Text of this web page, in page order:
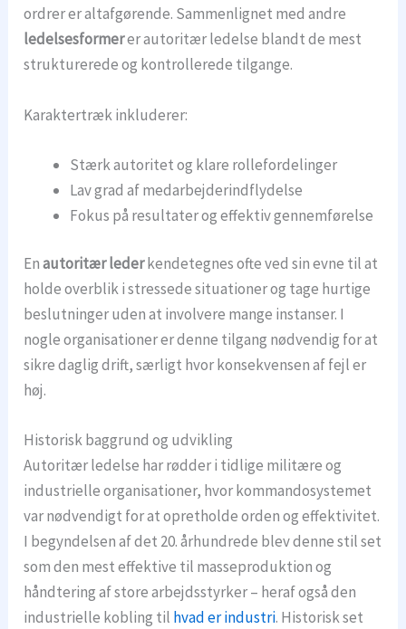
ordrer er altafgørende. Sammenlignet med andre
ledelsesformerer autoritær ledelse blandt de mest
strukturerede og kontrollerede tilgange.
Karaktertræk inkluderer:
Stærk autoritet og klare rollefordelinger
Lav grad af medarbejderindflydelse
Fokus på resultater og effektiv gennemførelse
Enautoritær lederkendetegnes ofte ved sin evne til at
holde overblik i stressede situationer og tage hurtige
beslutninger uden at involvere mange instanser. I
nogle organisationer er denne tilgang nødvendig for at
sikre daglig drift, særligt hvor konsekvensen af fejl er
høj.
Historisk baggrund og udvikling
Autoritær ledelse har rødder i tidlige militære og
industrielle organisationer, hvor kommandosystemet
var nødvendigt for at opretholde orden og effektivitet.
I begyndelsen af det 20. århundrede blev denne stil set
som den mest effektive til masseproduktion og
håndtering af store arbejdsstyrker – heraf også den
industrielle kobling til hvad er industri. Historisk set